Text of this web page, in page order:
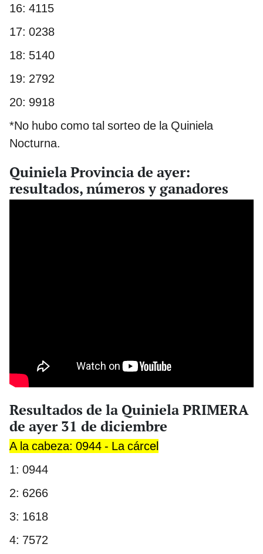
16: 4115
17: 0238
18: 5140
19: 2792
20: 9918
*No hubo como tal sorteo de la Quiniela
Nocturna.
Quiniela Provincia de ayer:
resultados, números y ganadores
Resultados de la Quiniela PRIMERA
de ayer 31 de diciembre
A la cabeza: 0944 - La cárcel
1: 0944
2: 6266
3: 1618
4: 7572